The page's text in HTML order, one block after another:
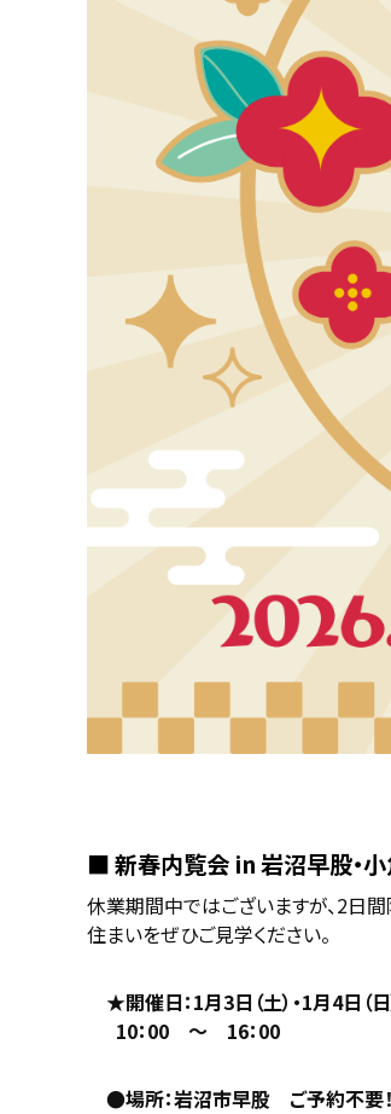
■ 新春内覧会 in 岩沼早股・
休業期間中ではございますが、2日
住まいをぜひご見学ください。
★開催日：1月3日（土）・1月4日（日
10：00 ～ 16：00
●場所：岩沼市早股 ご予約不要